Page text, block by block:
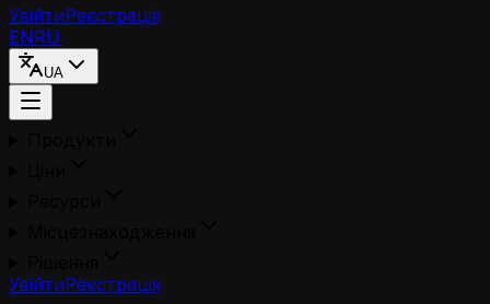
УвійтиРеєстрація
ENRU
UA
УвійтиРеєстрація